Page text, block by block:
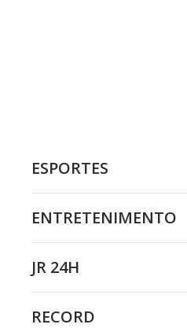
ESPORTES
ENTRETENIMENTO
JR 24H
RECORD